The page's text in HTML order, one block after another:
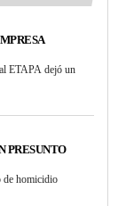
ETAPA dejó un
PRESUNTO
de homicidio